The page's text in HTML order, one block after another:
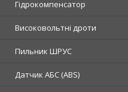
Гідрокомпенсатор
Високовольтні дроти
Пильник ШРУС
Датчик АБС (ABS)